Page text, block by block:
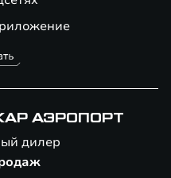
АЭРОПОРТ
дилер